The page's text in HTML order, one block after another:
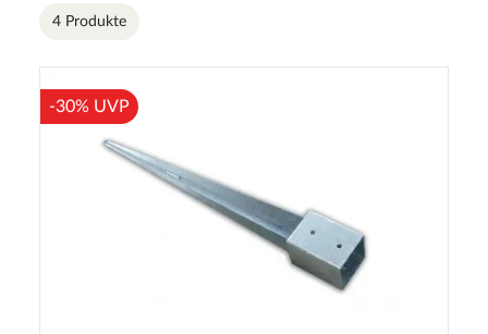
4 Produkte
-30% UVP